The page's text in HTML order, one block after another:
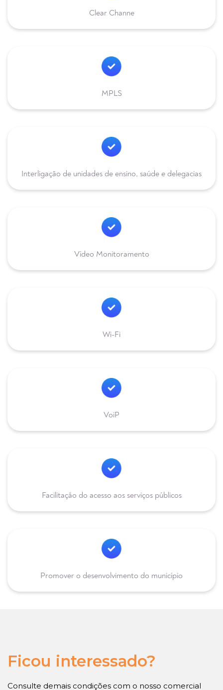
Clear Channe
MPLS
Interligação de unidades de ensino, saúde e delegacias
Vídeo Monitoramento
Wi-Fi
VoiP
Facilitação do acesso aos serviços públicos
Promover o desenvolvimento do município
Ficou interessado?
Consulte demais condições com o nosso comercial